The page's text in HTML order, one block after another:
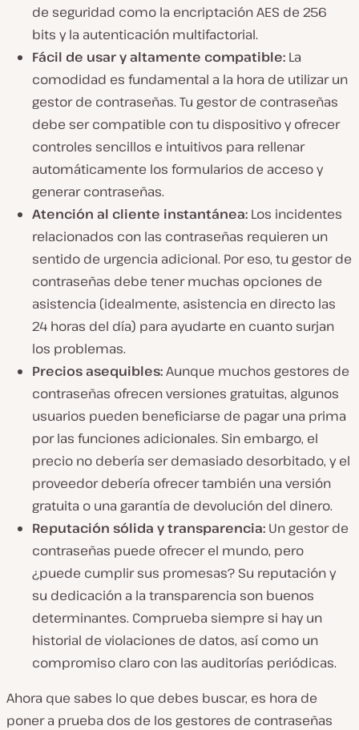
de seguridad como la encriptación AES de 256
bits y la autenticación multifactorial.
Fácil de usar y altamente compatible: La
comodidad es fundamental a la hora de utilizar un
gestor de contraseñas. Tu gestor de contraseñas
debe ser compatible con tu dispositivo y ofrecer
controles sencillos e intuitivos para rellenar
automáticamente los formularios de acceso y
generar contraseñas.
Atención al cliente instantánea: Los incidentes
relacionados con las contraseñas requieren un
sentido de urgencia adicional. Por eso, tu gestor de
contraseñas debe tener muchas opciones de
asistencia (idealmente, asistencia en directo las
24 horas del día) para ayudarte en cuanto surjan
los problemas.
Precios asequibles:Aunque muchos gestores de
contraseñas ofrecen versiones gratuitas, algunos
usuarios pueden beneficiarse de pagar una prima
por las funciones adicionales. Sin embargo, el
precio no debería ser demasiado desorbitado, y el
proveedor debería ofrecer también una versión
gratuita o una garantía de devolución del dinero.
Reputación sólida y transparencia: Un gestor de
contraseñas puede ofrecer el mundo, pero
¿puede cumplir sus promesas? Su reputación y
su dedicación a la transparencia son buenos
determinantes. Comprueba siempre si hay un
historial de violaciones de datos, así como un
compromiso claro con las auditorías periódicas.
Ahora que sabes lo que debes buscar, es hora de
poner a prueba dos de los gestores de contraseñas